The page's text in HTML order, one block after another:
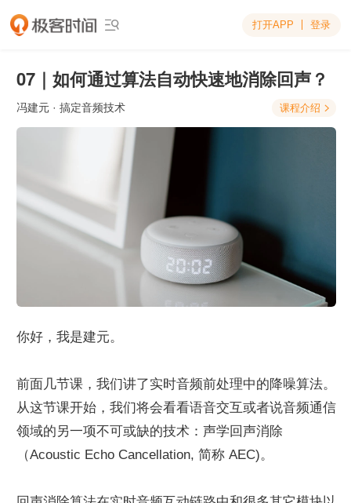
 打开APP 登录
07｜如何通过算法自动快速地消除回声？
冯建元 · 搞定音频技术 课程介绍 
你好，我是建元。
前面几节课，我们讲了实时音频前处理中的降噪算法。
从这节课开始，我们将会看看语音交互或者说音频通信
领域的另一项不可或缺的技术：声学回声消除
（Acoustic Echo Cancellation, 简称 AEC)。